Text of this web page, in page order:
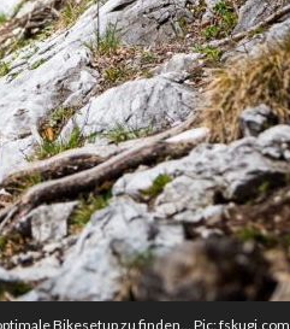
Bikesetup zu finden… Pic: fskugi.com